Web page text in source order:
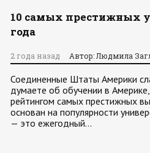
10 самых престижных
года
2 года назад Автор: Людмила
Соединенные Штаты Америки
думаете об обучении в
рейтингом самых престижных
основан на популярности
— это ежегодный…